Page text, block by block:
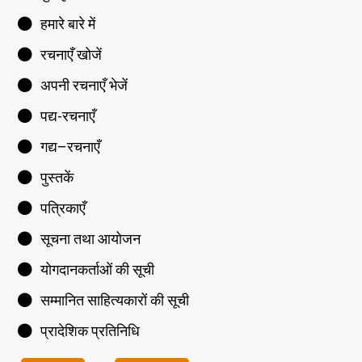
हमारे बारे में
रचनाएँ खोजें
अपनी रचनाएँ भेजें
पद्य-रचनाएँ
गद्य–रचनाएँ
पुस्तकें
पत्रिकाएँ
सूचना तथा आयोजन
योगदानकर्ताओं की सूची
सम्मानित साहित्यकारों की सूची
प्रादेशिक प्रतिनिधि